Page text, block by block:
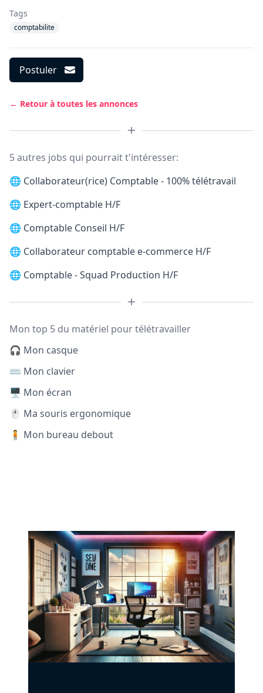
Tags
comptabilite
Postuler
← Retour à toutes les annonces
5 autres jobs qui pourrait t'intéresser:
🌐 Collaborateur(rice) Comptable - 100% télétravail
🌐 Expert-comptable H/F
🌐 Comptable Conseil H/F
🌐 Collaborateur comptable e-commerce H/F
🌐 Comptable - Squad Production H/F
Mon top 5 du matériel pour télétravailler
🎧 Mon casque
⌨️ Mon clavier
🖥️ Mon écran
🖱️ Ma souris ergonomique
🧍 Mon bureau debout